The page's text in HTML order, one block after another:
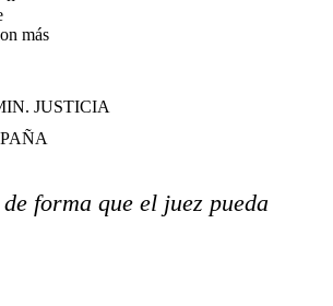
más
JUSTICIA
forma que el juez pueda